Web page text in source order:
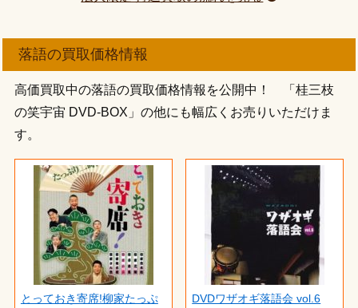
落語の買取価格情報
高価買取中の落語の買取価格情報を公開中！ 「桂三枝
の笑宇宙 DVD-BOX」の他にも幅広くお売りいただけま
す。
とっておき寄席!柳家たっぷ
DVDワザオギ落語会 vol.6